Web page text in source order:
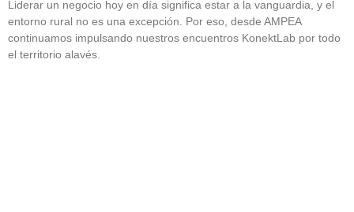
Liderar un negocio hoy en día significa estar a la vanguardia, y el
entorno rural no es una excepción. Por eso, desde AMPEA
continuamos impulsando nuestros encuentros KonektLab por todo
el territorio alavés.